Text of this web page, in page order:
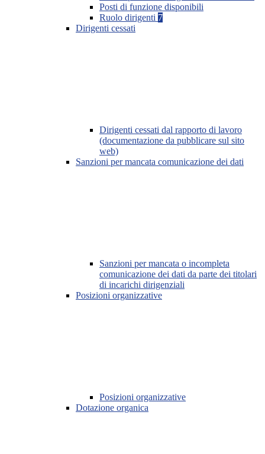
Posti di funzione disponibili
Ruolo dirigenti 7
Dirigenti cessati
Dirigenti cessati dal rapporto di lavoro
(documentazione da pubblicare sul sito
web)
Sanzioni per mancata comunicazione dei dati
Sanzioni per mancata o incompleta
comunicazione dei dati da parte dei titolari
di incarichi dirigenziali
Posizioni organizzative
Posizioni organizzative
Dotazione organica